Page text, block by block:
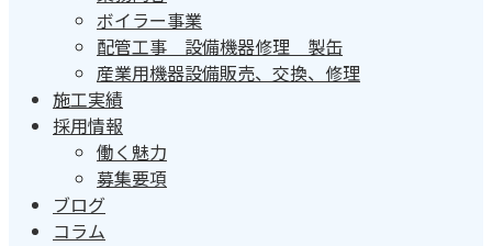
ボイラー事業
配管工事 設備機器修理 製缶
産業用機器設備販売、交換、修理
施工実績
採用情報
働く魅力
募集要項
ブログ
コラム